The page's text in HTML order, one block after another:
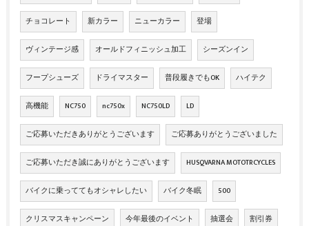
チョコレート 新カラー ニューカラー 登場
ヴィンテージ感 オールドフィニッシュ加工 シーズンイン
フープシューズ ドライマスター 普段履きでもOK ハイテク
高機能 NC750 nc750x NC750LD LD
ご応募いただきありがとうございます ご応募ありがとうございました
ご応募いただき誠にありがとうございます HUSQVARNA MOTOTRCYCLES
バイクに乗っててもオシャレしたい バイク冬眠 500
クリスマスキャンペーン 今年最後のイベント 抽選会 割引券